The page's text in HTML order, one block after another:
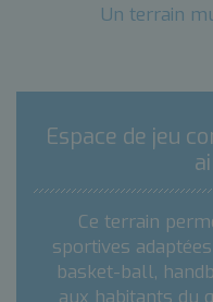
Un terrain
Espace de jeu
Ce terrain
sportives
basket-ball,
aux habitants du